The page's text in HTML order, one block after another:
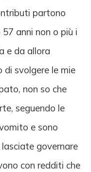
partono
anni non o più i
e da allora
di svolgere le mie
non so che
seguendo le
e sono
governare
con redditi che